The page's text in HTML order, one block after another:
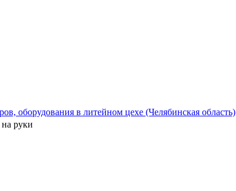
оборудования в литейном цехе (Челябинская область)
на руки